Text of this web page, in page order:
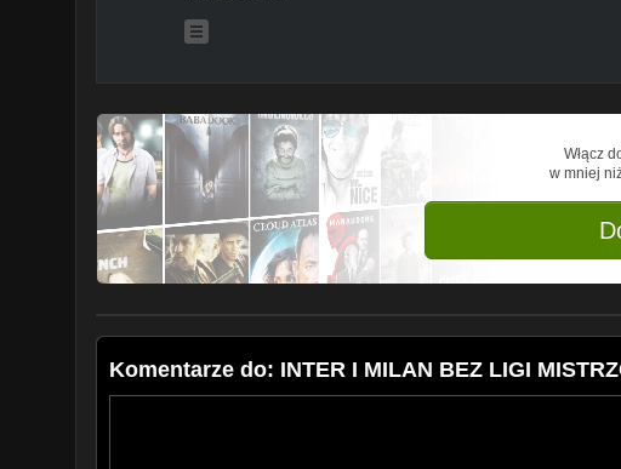
Włącz
w mniej
Komentarze do: INTER I MILAN BEZ LIGI